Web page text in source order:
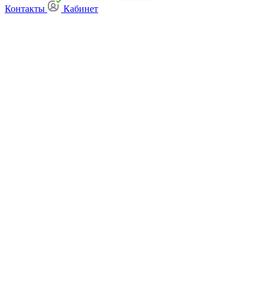
Контакты
Кабинет